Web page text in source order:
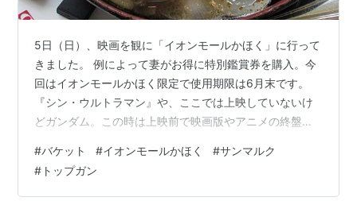
5日（日）、映画を観に「イオンモールかほく」に行って
きました。 例によって妻がお得に特別鑑賞券を購入。今
回はイオンモールかほく限定で使用期限は6月末です。
『シン・ウルトラマン』や、ここでは上映していないけ
どガンダム。この時は上映前で映画版やアニメの終盤は
など。今はオタ心をくすぐられる作品ばかりの上映で
す。 妻のお金だったので決定権は自分には在らず。今回
も消去法でしたが、さらにSCREEN Ｘの分も出してもら
#バケット #イオンモールかほく #サンマルク
# トップガン